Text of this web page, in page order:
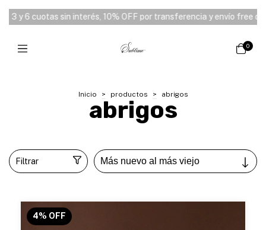
sin interés, 10% OFF por transferencia y envío free desde
0
Inicio > productos > abrigos
abrigos
Filtrar
4% OFF